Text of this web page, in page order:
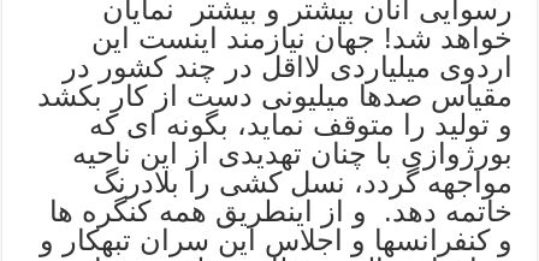
رسوایی آنان بیشتر و بیشتر نمایان
خواهد شد! جهان نیازمند اینست این
اردوی میلیاردی لااقل در چند کشور در
مقیاس صدها میلیونی دست از کار بکشد
و تولید را متوقف نماید، بگونه ای که
بورژوازی با چنان تهدیدی از این ناحیه
مواجهه گردد، نسل کشی را بلادرنگ
خاتمه دهد. و از اینطریق همه کنگره ها
و کنفرانسها و اجلاس این سران تبهکار و